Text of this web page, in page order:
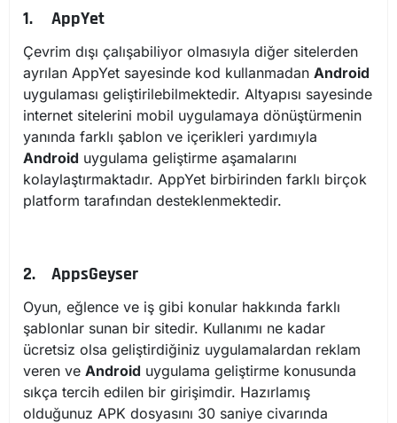
1. AppYet
Çevrim dışı çalışabiliyor olmasıyla diğer sitelerden
ayrılan AppYet sayesinde kod kullanmadan Android
uygulaması geliştirilebilmektedir. Altyapısı sayesinde
internet sitelerini mobil uygulamaya dönüştürmenin
yanında farklı şablon ve içerikleri yardımıyla
Android uygulama geliştirme aşamalarını
kolaylaştırmaktadır. AppYet birbirinden farklı birçok
platform tarafından desteklenmektedir.
2. AppsGeyser
Oyun, eğlence ve iş gibi konular hakkında farklı
şablonlar sunan bir sitedir. Kullanımı ne kadar
ücretsiz olsa geliştirdiğiniz uygulamalardan reklam
veren ve Android uygulama geliştirme konusunda
sıkça tercih edilen bir girişimdir. Hazırlamış
olduğunuz APK dosyasını 30 saniye civarında